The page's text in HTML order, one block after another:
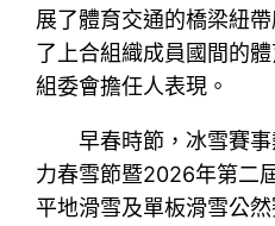
展了體育交通的橋梁紐
了上合組織成員國間的
組委會擔任人表現。
早春時節，冰雪賽
力春雪節暨2026年第二
平地滑雪及單板滑雪公